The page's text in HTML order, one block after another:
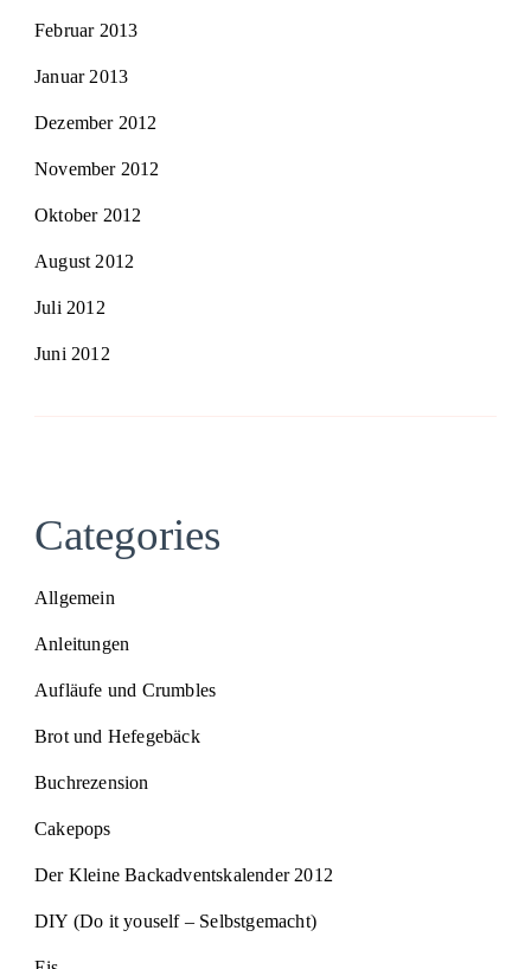
Februar 2013
Januar 2013
Dezember 2012
November 2012
Oktober 2012
August 2012
Juli 2012
Juni 2012
Categories
Allgemein
Anleitungen
Aufläufe und Crumbles
Brot und Hefegebäck
Buchrezension
Cakepops
Der Kleine Backadventskalender 2012
DIY (Do it youself – Selbstgemacht)